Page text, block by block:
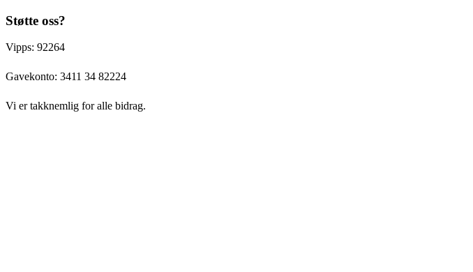
Støtte oss?
Vipps: 92264
Gavekonto: 3411 34 82224
Vi er takknemlig for alle bidrag.